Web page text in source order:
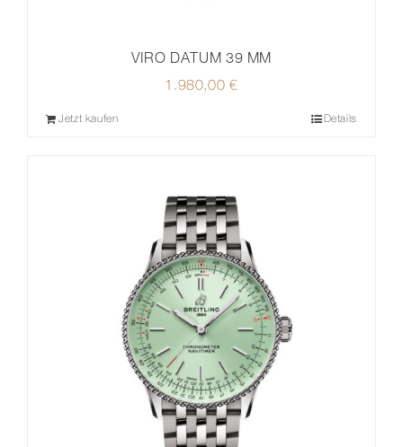
VIRO DATUM 39 MM
1.980,00€
Jetzt kaufen Details